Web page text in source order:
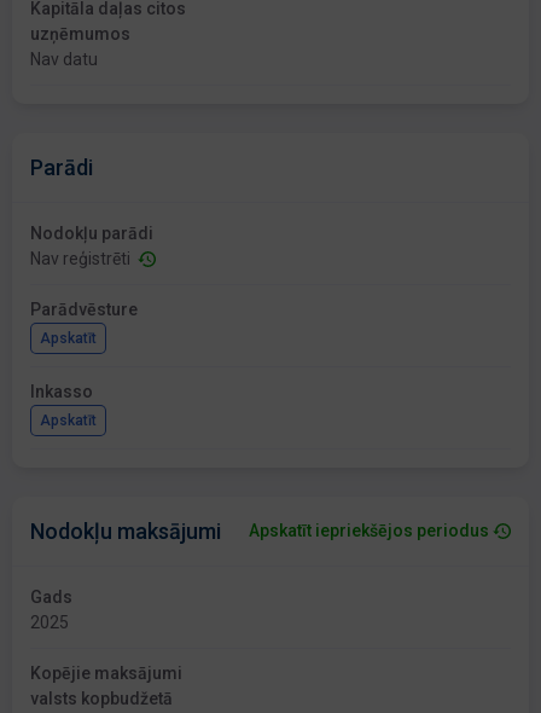
Kapitāla daļas citos
uzņēmumos
Nav datu
Parādi
Nodokļu parādi
Nav reģistrēti
Parādvēsture
Apskatīt
Inkasso
Apskatīt
Nodokļu maksājumi Apskatīt iepriekšējos periodus
Gads
2025
Kopējie maksājumi
valsts kopbudžetā